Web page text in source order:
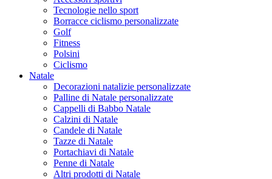
Tecnologie nello sport
Borracce ciclismo personalizzate
Golf
Fitness
Polsini
Ciclismo
Natale
Decorazioni natalizie personalizzate
Palline di Natale personalizzate
Cappelli di Babbo Natale
Calzini di Natale
Candele di Natale
Tazze di Natale
Portachiavi di Natale
Penne di Natale
Altri prodotti di Natale